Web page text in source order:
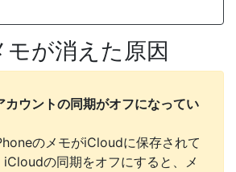
が消えた原因
ウントの同期がオフになってい
のメモがiCloudに保存されて
iCloudの同期をオフにすると、メ